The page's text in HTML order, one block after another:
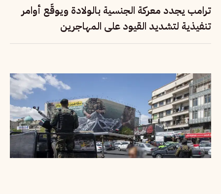
ترامب يجدد معركة الجنسية بالولادة ويوقّع أوامر
تنفيذية لتشديد القيود على المهاجرين